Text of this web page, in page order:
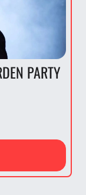
PARTY